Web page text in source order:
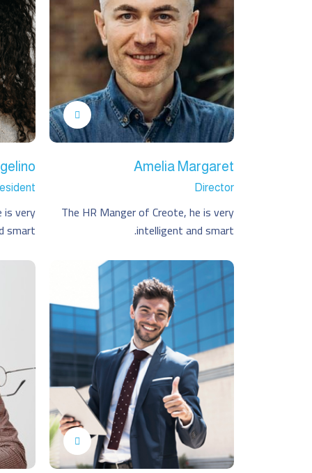
Amelia Margaret
Director
The HR Manger of Creote, he is very
intelligent and smart.
is very
smart.